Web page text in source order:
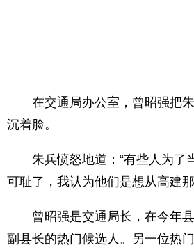
在交通局办公室，曾昭强把朱
沉着脸。
朱兵愤怒地道：“有些人为了
可耻了，我认为他们是想从高建
曾昭强是交通局长，在今年县
副县长的热门候选人。另一位热